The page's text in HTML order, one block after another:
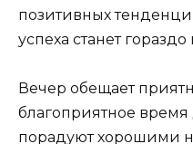
позитивных
успеха станет
Вечер обещает
благоприятное
порадуют хорошими